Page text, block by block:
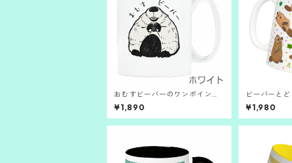
おむすビーバーのワンポイント
マグ
¥1,890
ビーバーと
ひろいものマ
¥1,980